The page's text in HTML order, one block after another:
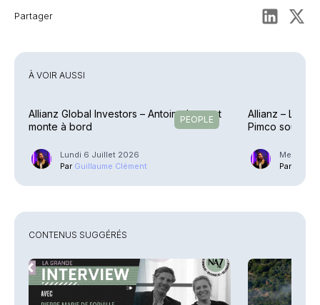
Partager
À VOIR AUSSI
PEOPLE
Allianz Global Investors – Antoine Laurent
monte à bord
Lundi 6 Juillet 2026
Par Guillaume Clément
Allianz – La
Pimco souffle
Mercredi
Par
CONTENUS SUGGÉRÉS